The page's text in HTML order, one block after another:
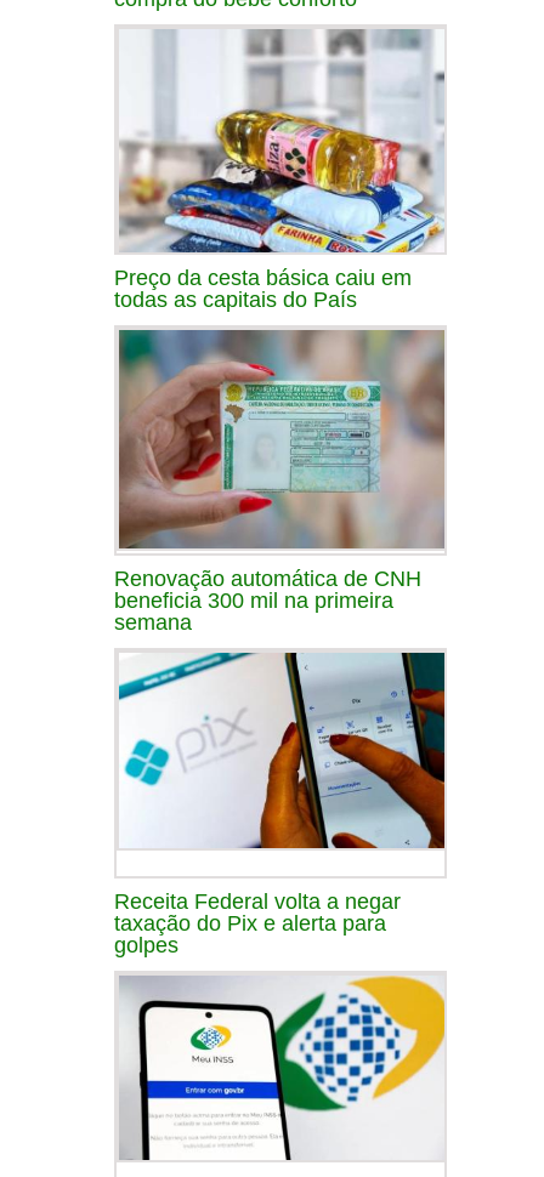
Preço da cesta básica caiu em
todas as capitais do País
Renovação automática de CNH
beneficia 300 mil na primeira
semana
Receita Federal volta a negar
taxação do Pix e alerta para
golpes